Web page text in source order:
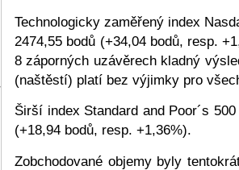
Technologicky zaměřený index
2474,55 bodů (+34,04 bodů, resp.
8 záporných uzávěrech kladný
(naštěstí) platí bez výjimky pro
Širší index Standard and Poor´s
(+18,94 bodů, resp. +1,36%).
Zobchodované objemy byly